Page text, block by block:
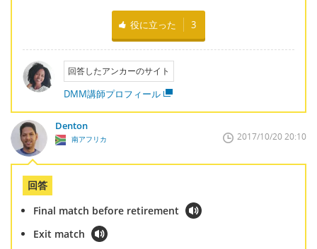
役に立った 3
回答したアンカーのサイト
DMM講師プロフィール
Denton
南アフリカ 2017/10/20 20:10
回答
Final match before retirement
Exit match